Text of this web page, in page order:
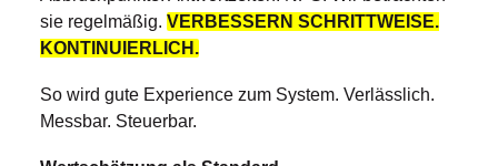
sie regelmäßig. VERBESSERN SCHRITTWEISE.
KONTINUIERLICH.
So wird gute Experience zum System. Verlässlich.
Messbar. Steuerbar.